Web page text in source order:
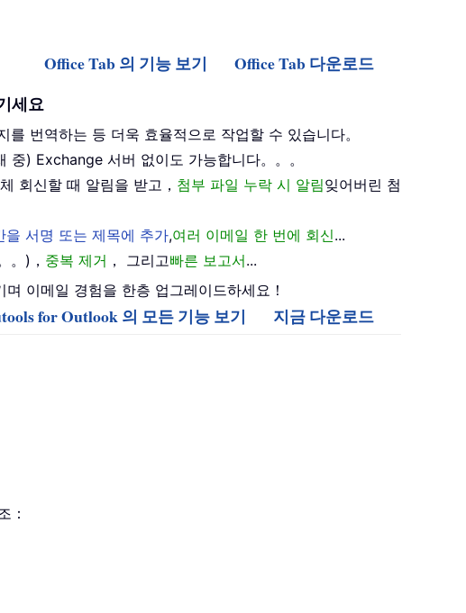
Office Tab 의 기능 보기
Office Tab 다운로드
세요
번역하는 등 더욱 효율적으로 작업할 수 있습니다。
중) Exchange 서버 없이도 가능합니다。。。
회신할 때 알림을 받고， 첨부 파일 누락 시 알림잊어버린 첨
을 서명 또는 제목에 추가,여러 이메일 한 번에 회신...
。)， 중복 제거 ， 그리고빠른 보고서...
이메일 경험을 한층 업그레이드하세요！
for Outlook 의 모든 기능 보기 지금 다운로드
：